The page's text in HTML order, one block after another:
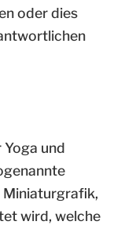
oder dies
und
Miniaturgrafik,
wird, welche